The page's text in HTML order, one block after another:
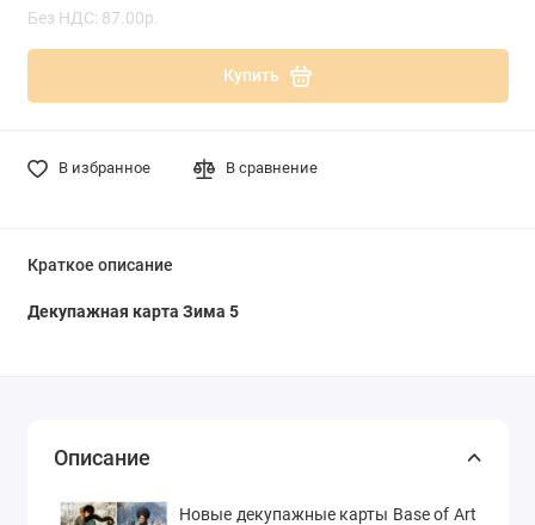
Без НДС: 87.00р.
Купить
В избранное В сравнение
Краткое описание
Декупажная карта Зима 5
Описание
Новые декупажные карты Base of Art